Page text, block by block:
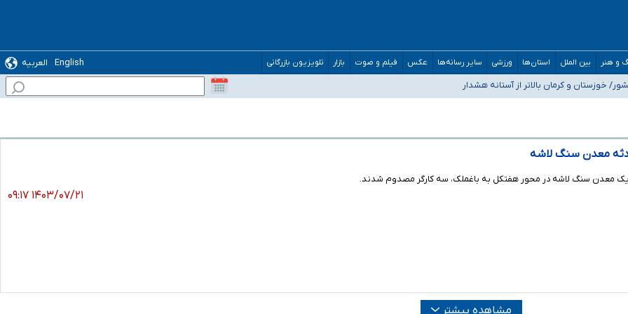
و هنر بین الملل استان‌ها ورزشی سایر رسانه‌ها عکس فیلم و صوت بازار تلویزیون بازرگانی English
العربیه
و کرمان بالاتر از آستانه هشدار
ورود کند
درباره محصلان باقی‌مانده در دبی متناسب با شرایط جدید تصمیم‌گیری می‌شود
معدن سنگ لاشه
یک معدن سنگ لاشه در محور هفتکل به باغملک، سه کارگر مصدوم شدند.
۱۴۰۳/۰۷/۲۱ ۰۹:۱۷
مشاهده بیشتر